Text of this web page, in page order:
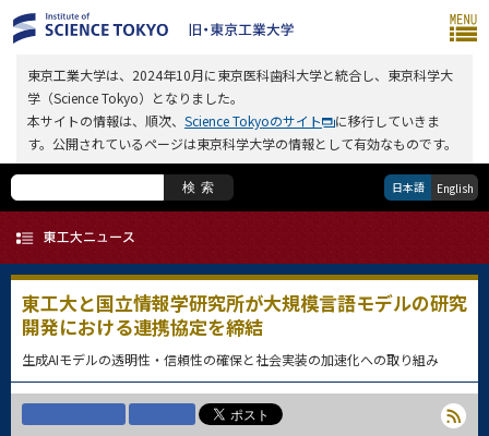
東京工業大学は、2024年10月に東京医科歯科大学と統合し、東京科学大
学（Science Tokyo）となりました。
本サイトの情報は、順次、 Science Tokyoのサイト
に移行していきま
す。公開されているページは東京科学大学の情報として有効なものです。
検索 日本語 English
東工大と国立情報学研究所が大規模言語モデルの研究
開発における連携協定を締結
生成AIモデルの透明性・信頼性の確保と社会実装の加速化への取り組み